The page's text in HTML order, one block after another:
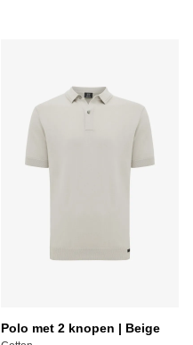
Polo met 2 knopen | Beige